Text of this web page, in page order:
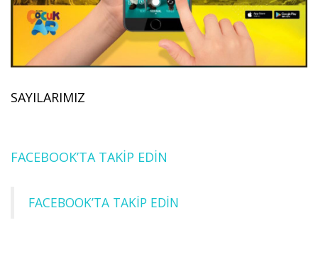
SAYILARIMIZ
FACEBOOK’TA TAKİP EDİN
FACEBOOK’TA TAKİP EDİN